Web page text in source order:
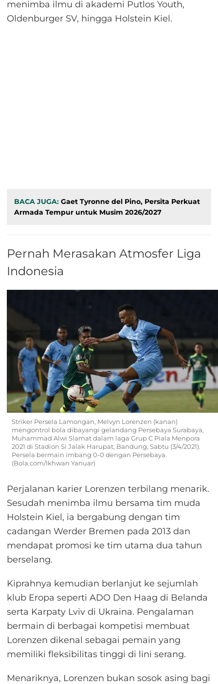
menimba ilmu di akademi Putlos Youth,
Oldenburger SV, hingga Holstein Kiel.
BACA JUGA: Gaet Tyronne del Pino, Persita Perkuat
Armada Tempur untuk Musim 2026/2027
Pernah Merasakan Atmosfer Liga
Indonesia
Striker Persela Lamongan, Melvyn Lorenzen (kanan)
mengontrol bola dibayangi gelandang Persebaya Surabaya,
Muhammad Alwi Slamat dalam laga Grup C Piala Menpora
2021 di Stadion Si Jalak Harupat, Bandung, Sabtu (3/4/2021).
Persela bermain imbang 0-0 dengan Persebaya.
(Bola.com/Ikhwan Yanuar)
Perjalanan karier Lorenzen terbilang menarik.
Sesudah menimba ilmu bersama tim muda
Holstein Kiel, ia bergabung dengan tim
cadangan Werder Bremen pada 2013 dan
mendapat promosi ke tim utama dua tahun
berselang.
Kiprahnya kemudian berlanjut ke sejumlah
klub Eropa seperti ADO Den Haag di Belanda
serta Karpaty Lviv di Ukraina. Pengalaman
bermain di berbagai kompetisi membuat
Lorenzen dikenal sebagai pemain yang
memiliki fleksibilitas tinggi di lini serang.
Menariknya, Lorenzen bukan sosok asing bagi